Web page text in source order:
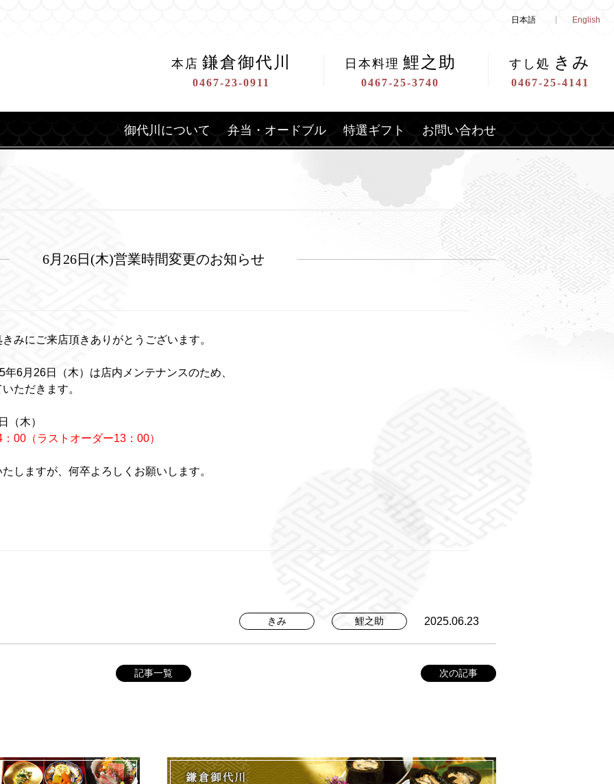
English
日本語
本店 鎌倉御代川
0467-23-0911
日本料理 鯉之助
0467-25-3740
すし処 きみ
0467-25-4141
御代川について 弁当・オードブル 特選ギフト お問い合わせ
6月26日(木)営業時間変更のお知らせ
みにご来店頂きありがとうございます。
6月26日（木）は店内メンテナンスのため、
ただきます。
木）
00（ラストオーダー13：00）
しますが、何卒よろしくお願いします。
きみ 鯉之助 2025.06.23
記事一覧 次の記事